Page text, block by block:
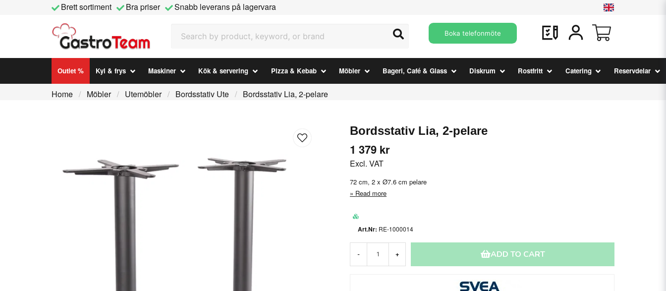
Brett sortiment Bra priser
Snabb leverans på lagervara
Boka telefonmöte
Outlet % Kyl & frys Maskiner Kök & servering Pizza & Kebab Möbler Bageri, Café & Glass Diskrum Rostfritt Catering Reservdelar
Home Möbler Utemöbler Bordsstativ Ute Bordsstativ Lia, 2-pelare
Bordsstativ Lia, 2-pelare
1 379 kr
Excl. VAT
72 cm, 2 x Ø7.6 cm pelare
Read more
RE-1000014
- + ADD TO CART